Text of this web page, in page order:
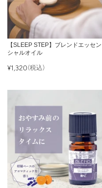
【SLEEP STEP】ブレンドエッセン
シャルオイル
¥1,320(税込)